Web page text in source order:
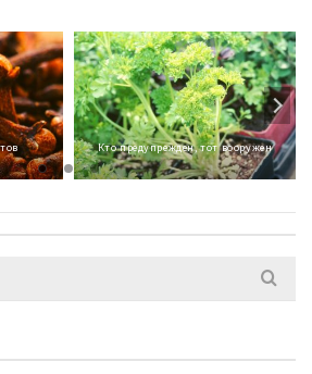
Кто предупрежден, тот вооружен